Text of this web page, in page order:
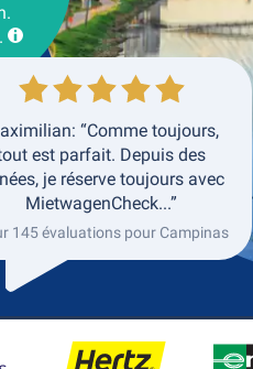
de la location
“Comme toujours,
est parfait. Depuis des
je réserve toujours avec
MietwagenCheck...”
145 évaluations pour Campinas